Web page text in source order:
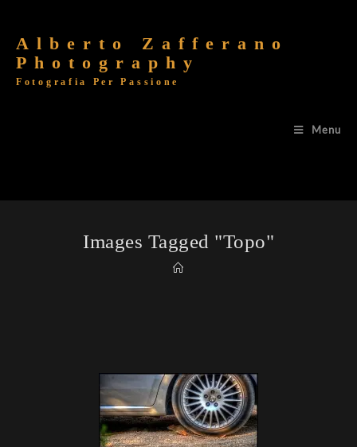
Alberto Zafferano
Photography
Fotografia Per Passione
Menu
Images Tagged "topo"